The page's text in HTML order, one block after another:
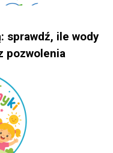
sprawdź, ile wody
pozwolenia